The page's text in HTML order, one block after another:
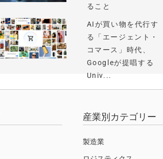
ること
AIが買い物を代行す
る「エージェント・
コマース」時代、
Googleが提唱する
Univ...
産業別カテゴリー
製造業